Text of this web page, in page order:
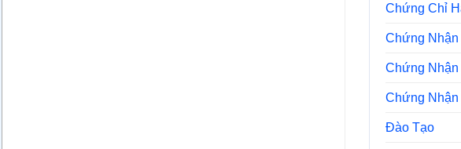
Chứng Chỉ
Chứng
Chứng Nhận
Chứng Nhận
Đào Tạo